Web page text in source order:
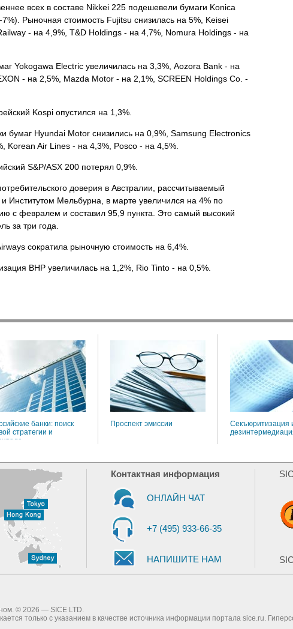
всех в составе Nikkei 225 подешевели бумаги Konica
Рыночная стоимость Fujitsu снизилась на 5%, Keisei
- на 4,9%, T&D Holdings - на 4,7%, Nomura Holdings - на
Yokogawa Electric увеличилась на 3,3%, Aozora Bank - на
- на 2,5%, Mazda Motor - на 2,1%, SCREEN Holdings Co. -
Kospi опустился на 1,3%.
бумаг Hyundai Motor снизились на 0,9%, Samsung Electronics
Korean Air Lines - на 4,3%, Posco - на 4,5%.
S&P/ASX 200 потерял 0,9%.
доверия в Австралии, рассчитываемый
Институтом Мельбурна, в марте увеличился на 4% по
с февралем и составил 95,9 пункта. Это самый высокий
за три года.
сократила рыночную стоимость на 6,4%.
BHP увеличилась на 1,2%, Rio Tinto - на 0,5%.
банки: поиск
стратегии и
Проспект эмиссии
Секъюритизация
Контактная информация
ОНЛАЙН ЧАТ
+7 (495) 933-66-35
НАПИШИТЕ НАМ
© 2026 — SICE LTD.
только с указанием в качестве источника информации портала sice.ru.